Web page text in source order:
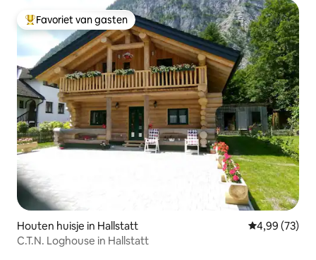
Topfavoriet van gasten
Favoriet van gasten
Houten huisje in Hallstatt Gemiddelde
4,99 (73)
C.T.N. Loghouse in Hallstatt